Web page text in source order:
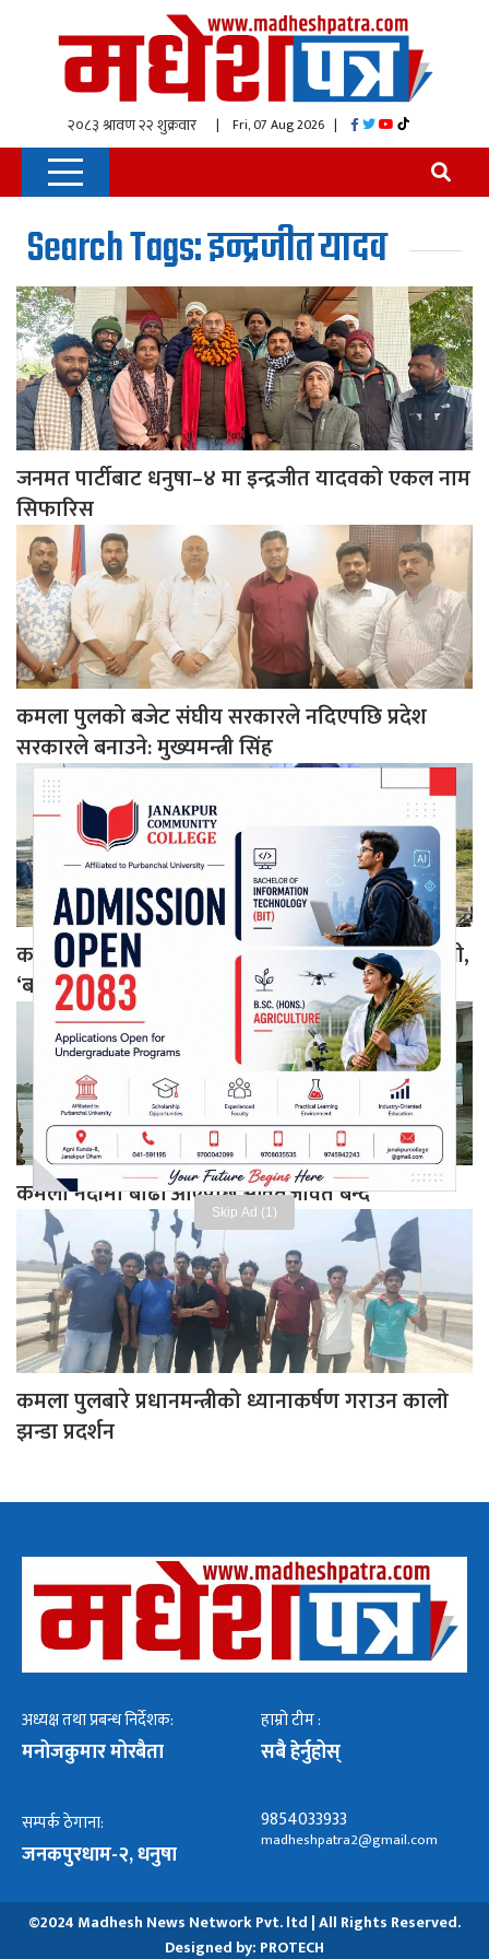
Skip Ad (1)
| Fri, 07 Aug 2026 |
Search Tags: इन्द्रजीत यादव
जनमत पार्टीबाट धनुषा–४ मा इन्द्रजीत यादवको एकल नाम
सिफारिस
कमला पुलको बजेट संघीय सरकारले नदिएपछि प्रदेश
सरकारले बनाउने: मुख्यमन्त्री सिंह
कमला नदीमा पुलको माग गर्दै वडाध्यक्ष यादवको चेतावनी,
‘बजेटमा नपरे अनशन बस्छु’
कमला नदीमा बाढी आएपछि आवतजावत बन्द
कमला पुलबारे प्रधानमन्त्रीको ध्यानाकर्षण गराउन कालो
झन्डा प्रदर्शन
अध्यक्ष तथा प्रबन्ध निर्देशक:
मनोजकुमार मोरबैता
हाम्रो टीम :
सबै हेर्नुहोस्
सम्पर्क ठेगाना:
जनकपुरधाम-२, धनुषा
9854033933
madheshpatra2@gmail.com
©2024 Madhesh News Network Pvt. ltd | All Rights Reserved.
Designed by: PROTECH